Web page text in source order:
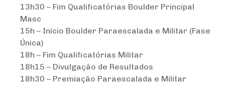
13h30 – Fim Qualificatórias Boulder Principal
Masc
15h – Início Boulder Paraescalada e Militar (Fase
Única)
18h – Fim Qualificatórias Militar
18h15 – Divulgação de Resultados
18h30 – Premiação Paraescalada e Militar